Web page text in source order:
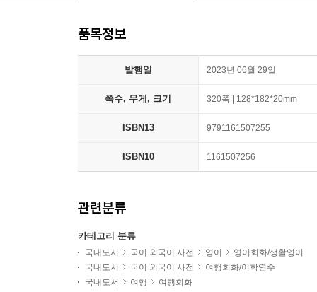
품목정보
발행일 2023년 06월 29일
쪽수, 무게, 크기 320쪽 | 128*182*20mm
ISBN13 9791161507255
ISBN10 1161507256
관련분류
카테고리 분류
국내도서 국어 외국어 사전 영어
영어회화/생활영어
국내도서
국어 외국어 사전
여행회화/어학연수
국내도서
여행 여행회화